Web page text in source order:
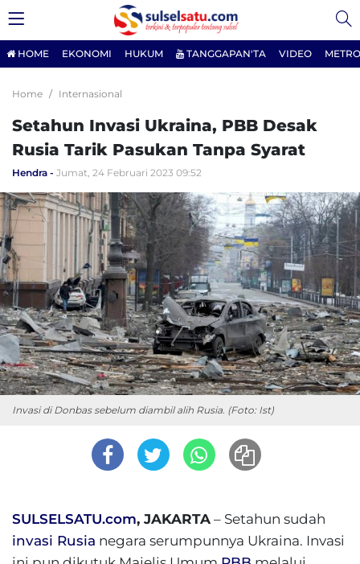
HOME EKONOMI HUKUM TANGGAPAN'TA VIDEO
Home Internasional
Setahun Invasi Ukraina, PBB Desak
Rusia Tarik Pasukan Tanpa Syarat
Hendra Jumat, 24 Februari 2023 09:52
Invasi di Donbas sebelum diambil alih Rusia. (Foto: Ist)
SULSELSATU.com, JAKARTA – Setahun sudah
invasi Rusia negara serumpunnya Ukraina. Invasi